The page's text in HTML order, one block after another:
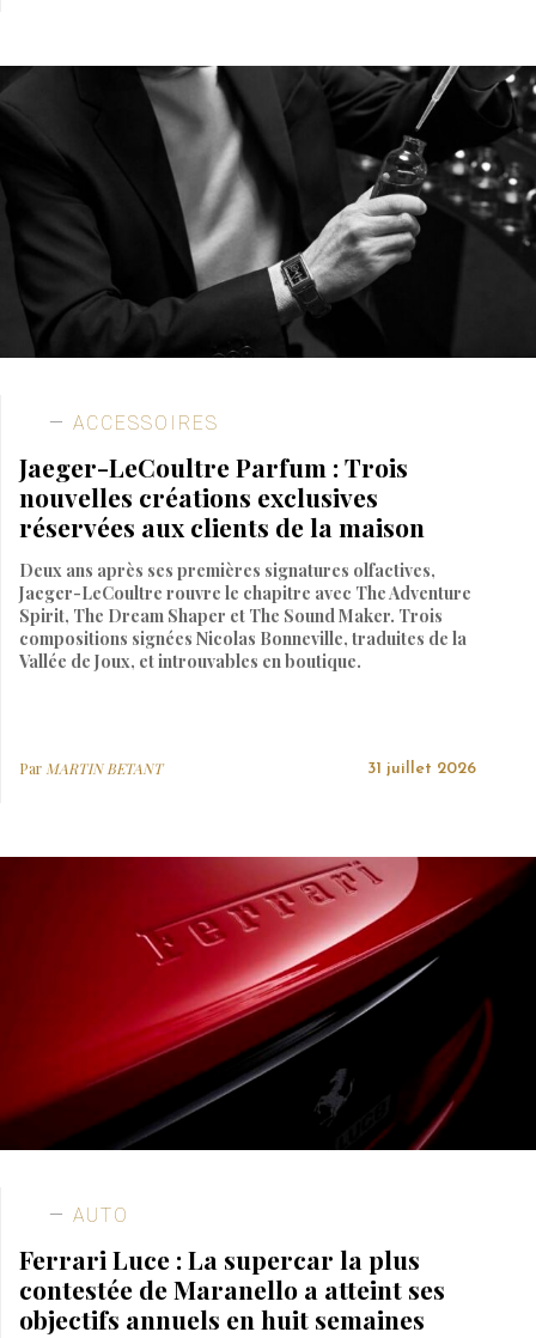
ACCESSOIRES
Jaeger-LeCoultre Parfum : Trois
nouvelles créations exclusives
réservées aux clients de la maison
Deux ans après ses premières signatures olfactives,
Jaeger-LeCoultre rouvre le chapitre avec The Adventure
Spirit, The Dream Shaper et The Sound Maker. Trois
compositions signées Nicolas Bonneville, traduites de la
Vallée de Joux, et introuvables en boutique.
ParMARTIN BETANT 31 juillet 2026
AUTO
Ferrari Luce : La supercar la plus
contestée de Maranello a atteint ses
objectifs annuels en huit semaines